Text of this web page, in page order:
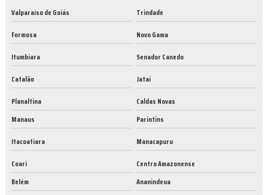
Valparaíso de Goiás
Trindade
Formosa
Novo Gama
Itumbiara
Senador Canedo
Catalão
Jataí
Planaltina
Caldas Novas
Manaus
Parintins
Itacoatiara
Manacapuru
Coari
Centro Amazonense
Belém
Ananindeua